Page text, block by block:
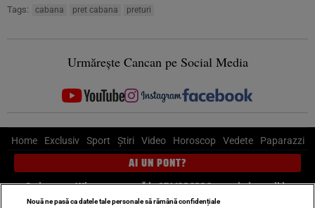
Tags: cabana pret cabana preturi
Urmărește Cancan pe Social Media
Home Exclusiv Sport Știri Video Horoscop Vedete Paparazzi
AI UN PONT?
Scrie-ne pe Whatsapp, sună la 0741226226 sau trimite mail la
pont@cancan.ro
Nouă ne pasă ca datele tale personale să rămână confidențiale